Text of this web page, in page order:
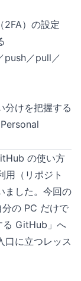
（2FA）の設定
push／pull／
分けを把握する
の使い方
用（リポジト
ました。今回の
の PC だけで
る GitHub」へ
口に立つレッス